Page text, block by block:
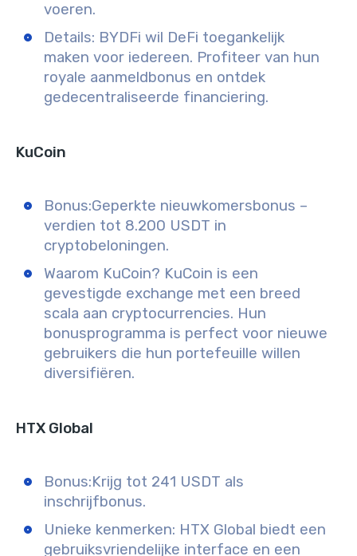
voeren.
Details: BYDFi wil DeFi toegankelijk
maken voor iedereen. Profiteer van hun
royale aanmeldbonus en ontdek
gedecentraliseerde financiering.
KuCoin
Bonus:Geperkte nieuwkomersbonus –
verdien tot 8.200 USDT in
cryptobeloningen.
Waarom KuCoin? KuCoin is een
gevestigde exchange met een breed
scala aan cryptocurrencies. Hun
bonusprogramma is perfect voor nieuwe
gebruikers die hun portefeuille willen
diversifiëren.
HTX Global
Bonus:Krijg tot 241 USDT als
inschrijfbonus.
Unieke kenmerken: HTX Global biedt een
gebruiksvriendelijke interface en een